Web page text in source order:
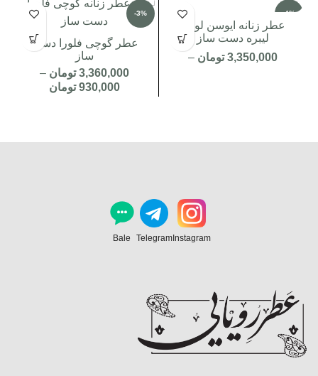
-4%
عطر زنانه ایوسن لورن
لیبره دست ساز
3,350,000 تومان –
-3%
عطر گوچی فلورا دست
ساز
3,360,000 تومان –
930,000 تومان
Instagram
Telegram
Bale